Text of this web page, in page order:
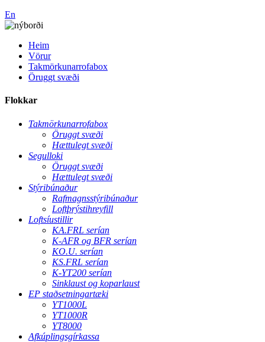
En
Heim
Vörur
Takmörkunarrofabox
Öruggt svæði
Flokkar
Takmörkunarrofabox
Öruggt svæði
Hættulegt svæði
Segulloki
Öruggt svæði
Hættulegt svæði
Stýribúnaður
Rafmagnsstýribúnaður
Loftþrýstihreyfill
Loftsíustillir
KA.FRL serían
K-AFR og BFR serían
KO.U. serían
KS.FRL serían
K-YT200 serían
Sinklaust og koparlaust
EP staðsetningartæki
YT1000L
YT1000R
YT8000
Afkúplingsgírkassa